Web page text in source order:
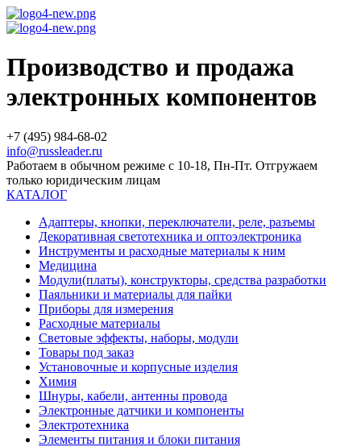
Производство и продажа
электронных компонентов
+7 (495) 984-68-02
info@russleader.ru
Работаем в обычном режиме с 10-18, Пн-Пт. Отгружаем
только юридическим лицам
КАТАЛОГ
Адаптеры, кнопки, переключатели, реле, разъемы
Декоративная светотехника и оптоэлектроника
Инструменты и расходные материалы к ним
Медицина
Модули(платы), конструкторы, средства разработки
Паяльники и материалы для пайки
Приборы для измерения
Расходные материалы
Световые эффекты, наборы, модули
Товары под заказ
Установочные и корпусные изделия
Химия
Шнуры, кабели, антенны провода
Электронные датчики и компоненты
Электротехника
Элементы питания и блоки питания